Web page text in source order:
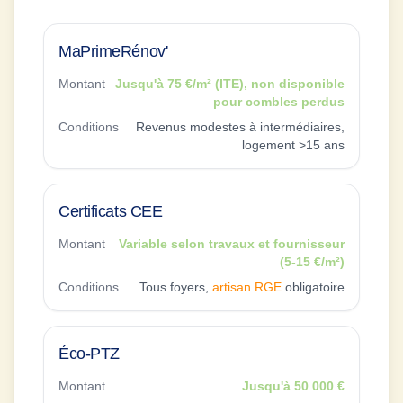
MaPrimeRénov'
Montant
Jusqu'à 75 €/m² (ITE), non disponible
pour combles perdus
Conditions
Revenus modestes à intermédiaires,
logement >15 ans
Certificats CEE
Montant
Variable selon travaux et fournisseur
(5-15 €/m²)
Conditions
Tous foyers, artisan RGE obligatoire
Éco-PTZ
Montant
Jusqu'à 50 000 €